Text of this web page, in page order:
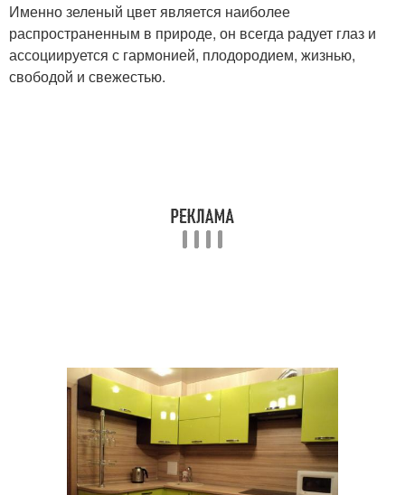
Именно зеленый цвет является наиболее
распространенным в природе, он всегда радует глаз и
ассоциируется с гармонией, плодородием, жизнью,
свободой и свежестью.